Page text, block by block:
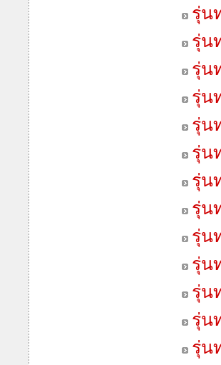
รุ่น
รุ่น
รุ่น
รุ่น
รุ่น
รุ่น
รุ่น
รุ่น
รุ่น
รุ่น
รุ่น
รุ่น
รุ่น